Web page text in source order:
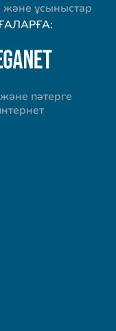
ұсыныстар
пәтерге